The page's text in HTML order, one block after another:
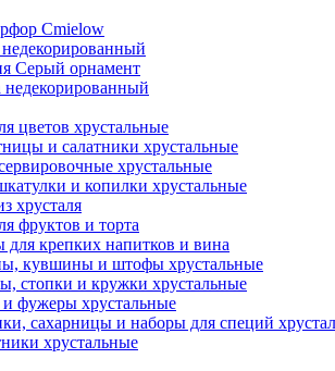
Сmielow
Серый орнамент
недекорированный
цветов хрустальные
и салатники хрустальные
хрустальные
и копилки хрустальные
хрусталя
фруктов и торта
для крепких напитков и вина
кувшины и штофы хрустальные
стопки и кружки хрустальные
фужеры хрустальные
сахарницы и наборы для специй
хрустальные